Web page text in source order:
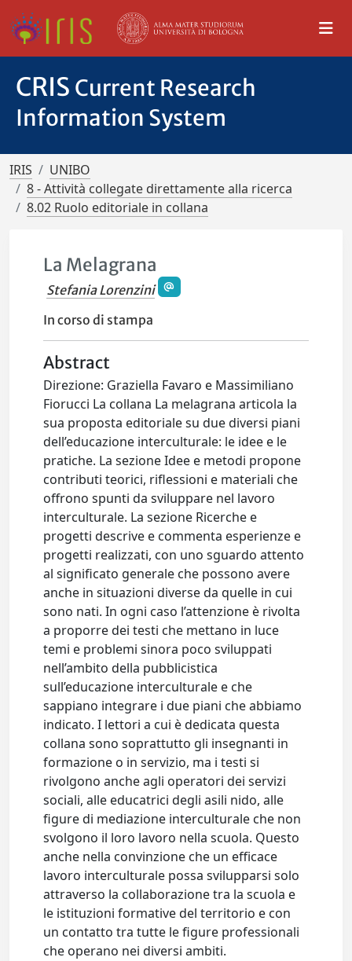
CRIS Current Research
Information System
IRIS
UNIBO
8 - Attività collegate direttamente alla ricerca
8.02 Ruolo editoriale in collana
La Melagrana
Stefania Lorenzini
In corso di stampa
Abstract
Direzione: Graziella Favaro e Massimiliano
Fiorucci La collana La melagrana articola la
sua proposta editoriale su due diversi piani
dell’educazione interculturale: le idee e le
pratiche. La sezione Idee e metodi propone
contributi teorici, riflessioni e materiali che
offrono spunti da sviluppare nel lavoro
interculturale. La sezione Ricerche e
progetti descrive e commenta esperienze e
progetti realizzati, con uno sguardo attento
al significato generale che possono avere
anche in situazioni diverse da quelle in cui
sono nati. In ogni caso l’attenzione è rivolta
a proporre dei testi che mettano in luce
temi e problemi sinora poco sviluppati
nell’ambito della pubblicistica
sull’educazione interculturale e che
sappiano integrare i due piani che abbiamo
indicato. I lettori a cui è dedicata questa
collana sono soprattutto gli insegnanti in
formazione o in servizio, ma i testi si
rivolgono anche agli operatori dei servizi
sociali, alle educatrici degli asili nido, alle
figure di mediazione interculturale che non
svolgono il loro lavoro nella scuola. Questo
anche nella convinzione che un efficace
lavoro interculturale possa svilupparsi solo
attraverso la collaborazione tra la scuola e
le istituzioni formative del territorio e con
un contatto tra tutte le figure professionali
che operano nei diversi ambiti.